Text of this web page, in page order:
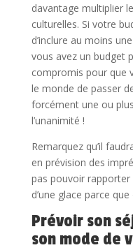
davantage multiplier
culturelles. Si votre
d’inclure au moins
vous avez un budget
compromis pour que
le monde de passer
forcément une ou
l’unanimité !
Remarquez qu’il
en prévision des
pas pouvoir
d’une glace parce
Prévoir son
son mode de